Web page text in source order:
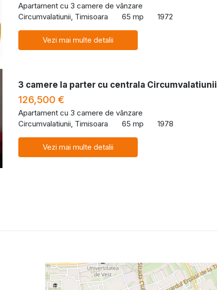
Apartament cu 3 camere de vânzare
Circumvalatiunii, Timisoara
65 mp 1972
Vezi mai multe detalii
3 camere la parter cu centrala Circumvalatiunii
126,500 €
Apartament cu 3 camere de vânzare
Circumvalatiunii, Timisoara
65 mp 1978
Vezi mai multe detalii